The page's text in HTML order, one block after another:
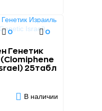
0 0
Генетик
25табл
В наличии